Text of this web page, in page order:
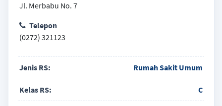
Jl. Merbabu No. 7
Telepon
(0272) 321123
Jenis RS: Rumah Sakit Umum
Kelas RS: C